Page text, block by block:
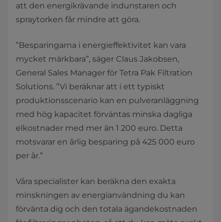
att den energikrävande indunstaren och
spraytorken får mindre att göra.
”Besparingarna i energieffektivitet kan vara
mycket märkbara”, säger Claus Jakobsen,
General Sales Manager för Tetra Pak Filtration
Solutions. ”Vi beräknar att i ett typiskt
produktionsscenario kan en pulveranläggning
med hög kapacitet förväntas minska dagliga
elkostnader med mer än 1 200 euro. Detta
motsvarar en årlig besparing på 425 000 euro
per år.”
Våra specialister kan beräkna den exakta
minskningen av energianvändning du kan
förvänta dig och den totala ägandekostnaden